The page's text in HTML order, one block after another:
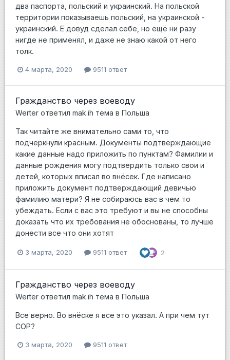
два паспорта, польский и украинский. На польской
территории показываешь польский, на украинской -
украинский. Е довуд сделал себе, но ещё ни разу
нигде не применял, и даже не знаю какой от него
толк.
4 марта, 2020 9511 ответ
Гражданство через воеводу
Werter ответил mak.ih тема в Польша
Так читайте же внимательно сами то, что
подчеркнули красным. Документы подтверждающие
какие данные надо приложить по пунктам? Фамилии и
данные рождения могу подтвердить только свои и
детей, которых вписал во внёсек. Где написано
приложить документ подтверждающий девичью
фамилию матери? Я не собираюсь вас в чем то
убеждать. Если с вас это требуют и вы не способны
доказать что их требования не обоснованы, то лучше
донести все что они хотят
3 марта, 2020 9511 ответ 2
Гражданство через воеводу
Werter ответил mak.ih тема в Польша
Все верно. Во внёске я все это указал. А при чем тут
СОР?
3 марта, 2020 9511 ответ